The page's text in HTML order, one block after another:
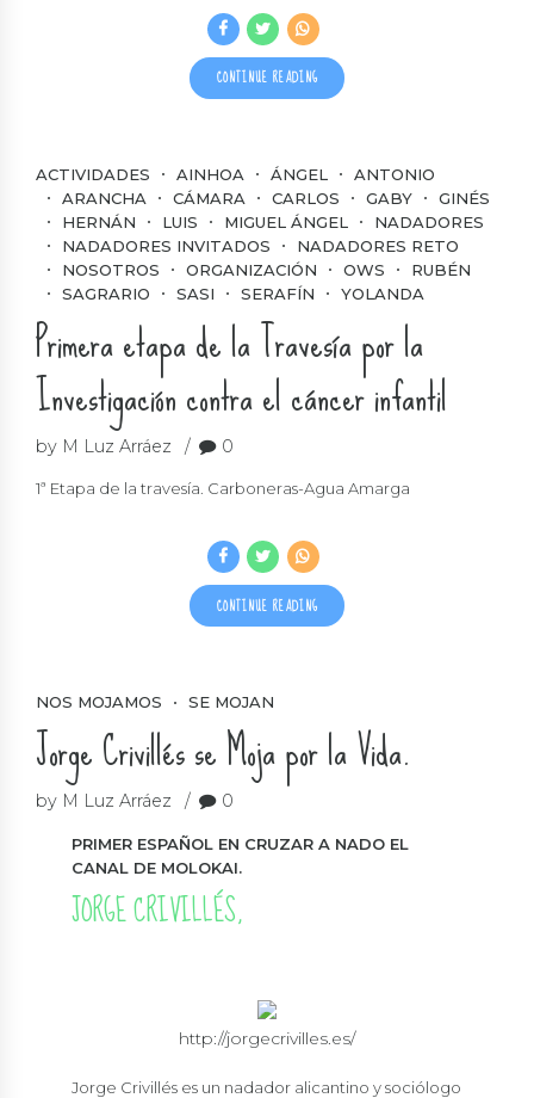
CONTINUE READING
ACTIVIDADES AINHOA ÁNGEL
ANTONIO
ARANCHA
CÁMARA CARLOS GABY
GINÉS
HERNÁN
LUIS MIGUEL ÁNGEL
NADADORES
NADADORES INVITADOS
NADADORES RETO
NOSOTROS
ORGANIZACIÓN OWS
RUBÉN
SAGRARIO
SASI SERAFÍN YOLANDA
Primera etapa de la Travesía por la
Investigación contra el cáncer infantil
by M Luz Arráez 0
1ª Etapa de la travesía. Carboneras-Agua Amarga
CONTINUE READING
NOS MOJAMOS SE MOJAN
Jorge Crivillés se Moja por la Vida.
by M Luz Arráez 0
PRIMER ESPAÑOL EN CRUZAR A NADO EL
CANAL DE MOLOKAI.
JORGE CRIVILLÉS,
http://jorgecrivilles.es/
Jorge Crivillés es un nadador alicantino y sociólogo